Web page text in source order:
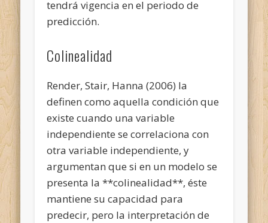
tendrá vigencia en el periodo de
predicción.
Colinealidad
Render, Stair, Hanna (2006) la
definen como aquella condición que
existe cuando una variable
independiente se correlaciona con
otra variable independiente, y
argumentan que si en un modelo se
presenta la **colinealidad**, éste
mantiene su capacidad para
predecir, pero la interpretación de